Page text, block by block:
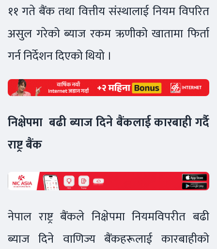
११ गते बैंक तथा वित्तीय संस्थालाई नियम विपरित
असुल गरेको ब्याज रकम ऋणीको खातामा फिर्ता
गर्न निर्देशन दिएको थियो ।
निक्षेपमा बढी ब्याज दिने बैंकलाई कारबाही गर्दै
राष्ट्र बैंक
नेपाल राष्ट्र बैंकले निक्षेपमा नियमविपरीत बढी
ब्याज दिने वाणिज्य बैंकहरूलाई कारबाहीको